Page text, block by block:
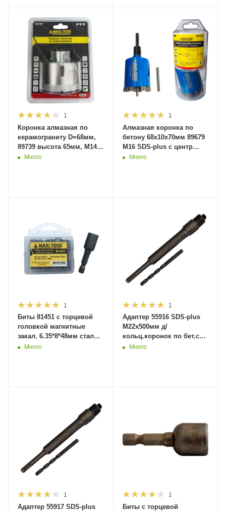
1
Коронка алмазная по
керамограниту D=68мм,
89739 высота 65мм, M14,
блистер MaxiTool(50шт/
Много
1
Алмазная коронка по
бетону 68x10x70мм 89679
M16 SDS-plus с центр
сверл 115*6.5мм (20шт/
Много
1
Биты 81451 с торцевой
головкой магнитные
закал. 6.35*8*48мм сталь
40 CR (10/50) MaxiTool
Много
1
Адаптер 55916 SDS-plus
М22х500мм д/
кольц.коронок по бет.с
центрир.сверлом(15)MaxiTool
Много
1
Адаптер 55917 SDS-plus
1
Биты с торцевой